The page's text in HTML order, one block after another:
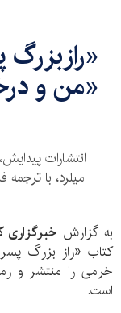
«من و
انتشارات
میلرد، با
به گزارش خبرگزاری
کتاب «راز بزرگ
خرمی را منتشر و
است.